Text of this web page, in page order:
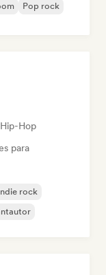
Pop rock
Hop
para
rock